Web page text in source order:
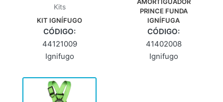
Kits
KIT IGNÍFUGO
CÓDIGO:
44121009
Ignifugo
PRINCE FUNDA
IGNÍFUGA
CÓDIGO:
41402008
Ignifugo